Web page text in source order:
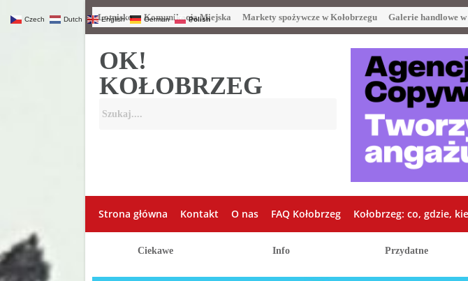
Lotnisko Komunikacja Miejska Markety spożywcze w Kołobrzegu Galerie handlowe
OK!
KOŁOBRZEG
Strona główna Kontakt O nas FAQ Kołobrzeg Kołobrzeg: co, gdzie,
Ciekawe Info Przydatne
Czech Dutch English German Polish